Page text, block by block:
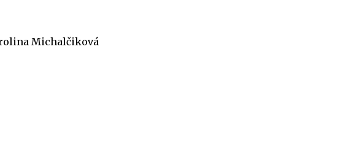
Michalčiková